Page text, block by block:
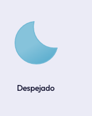
Despejado